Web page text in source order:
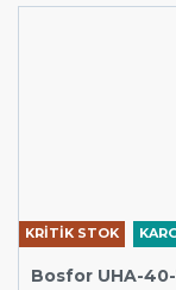
KRİTİK STOK
Bosfor UHA-